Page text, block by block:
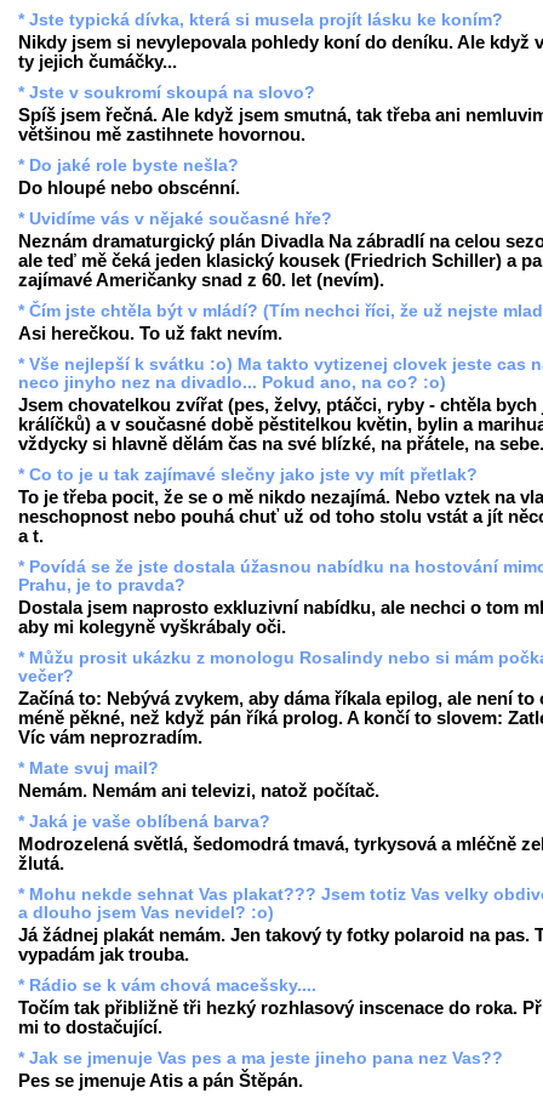
* Jste typická dívka, která si musela projít lásku ke koním?
Nikdy jsem si nevylepovala pohledy koní do deníku. Ale když
ty jejich čumáčky...
* Jste v soukromí skoupá na slovo?
Spíš jsem řečná. Ale když jsem smutná, tak třeba ani
většinou mě zastihnete hovornou.
* Do jaké role byste nešla?
Do hloupé nebo obscénní.
* Uvidíme vás v nějaké současné hře?
Neznám dramaturgický plán Divadla Na zábradlí na celou
ale teď mě čeká jeden klasický kousek (Friedrich Schiller) a
zajímavé Američanky snad z 60. let (nevím).
* Čím jste chtěla být v mládí? (Tím nechci říci, že už nejste
Asi herečkou. To už fakt nevím.
* Vše nejlepší k svátku :o) Ma takto vytizenej clovek jeste cas
neco jinyho nez na divadlo... Pokud ano, na co? :o)
Jsem chovatelkou zvířat (pes, želvy, ptáčci, ryby - chtěla bych
králíčků) a v současné době pěstitelkou květin, bylin a
vždycky si hlavně dělám čas na své blízké, na přátele, na
* Co to je u tak zajímavé slečny jako jste vy mít přetlak?
To je třeba pocit, že se o mě nikdo nezajímá. Nebo vztek na
neschopnost nebo pouhá chuť už od toho stolu vstát a jít
a t.
* Povídá se že jste dostala úžasnou nabídku na hostování
Prahu, je to pravda?
Dostala jsem naprosto exkluzivní nabídku, ale nechci o tom
aby mi kolegyně vyškrábaly oči.
* Můžu prosit ukázku z monologu Rosalindy nebo si mám
večer?
Začíná to: Nebývá zvykem, aby dáma říkala epilog, ale není to
méně pěkné, než když pán říká prolog. A končí to slovem:
Víc vám neprozradím.
* Mate svuj mail?
Nemám. Nemám ani televizi, natož počítač.
* Jaká je vaše oblíbená barva?
Modrozelená světlá, šedomodrá tmavá, tyrkysová a mléčně
žlutá.
* Mohu nekde sehnat Vas plakat??? Jsem totiz Vas velky
a dlouho jsem Vas nevidel? :o)
Já žádnej plakát nemám. Jen takový ty fotky polaroid na pas.
vypadám jak trouba.
* Rádio se k vám chová macešsky....
Točím tak přibližně tři hezký rozhlasový inscenace do roka.
mi to dostačující.
* Jak se jmenuje Vas pes a ma jeste jineho pana nez Vas??
Pes se jmenuje Atis a pán Štěpán.